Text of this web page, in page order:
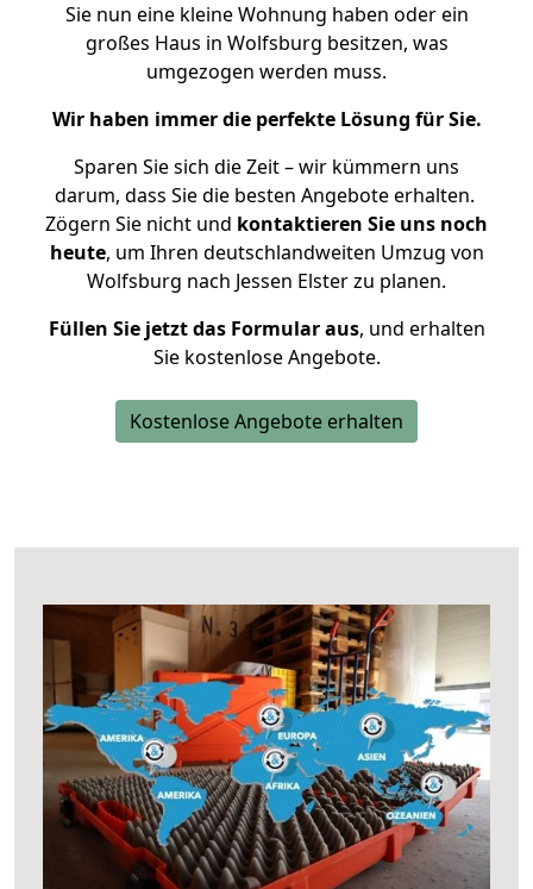
Sie nun eine kleine Wohnung haben oder ein
großes Haus in Wolfsburg besitzen, was
umgezogen werden muss.
Wir haben immer die perfekte Lösung für Sie.
Sparen Sie sich die Zeit – wir kümmern uns
darum, dass Sie die besten Angebote erhalten.
Zögern Sie nicht und kontaktieren Sie uns noch
heute, um Ihren deutschlandweiten Umzug von
Wolfsburg nach Jessen Elster zu planen.
Füllen Sie jetzt das Formular aus, und erhalten
Sie kostenlose Angebote.
Kostenlose Angebote erhalten